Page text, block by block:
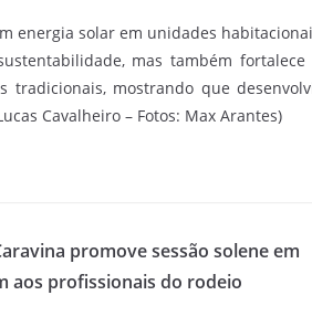
energia solar em unidades
mas também
tradicionais, mostrando que
Cavalheiro – Fotos: Max Arantes)
promove sessão solene em
aos profissionais do rodeio